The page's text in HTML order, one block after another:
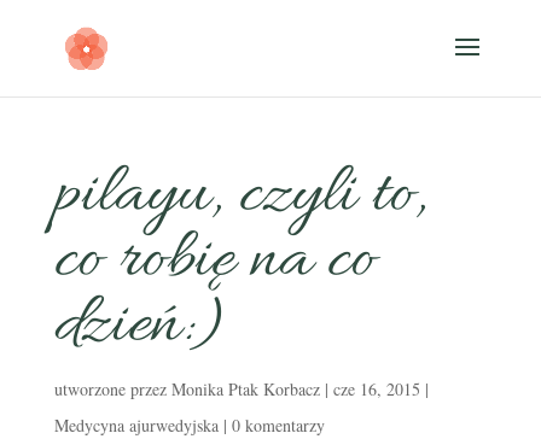
pilayu, czyli to,
co robię na co
dzień:)
utworzone przez Monika Ptak Korbacz| cze 16, 2015 |
Medycyna ajurwedyjska| 0 komentarzy